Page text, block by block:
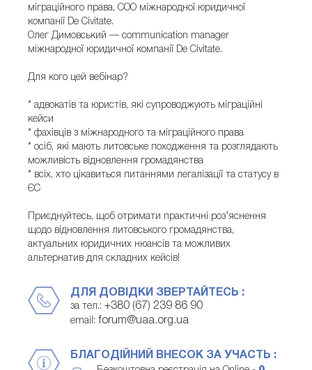
міграційного права, COO міжнародної юридичної
компанії De Civitate.
Олег Димовський — communication manager
міжнародної юридичної компанії De Civitate.
Для кого цей вебінар?
* адвокатів та юристів, які супроводжують міграційні
кейси
* фахівців з міжнародного та міграційного права
* осіб, які мають литовське походження та розглядають
можливість відновлення громадянства
* всіх, хто цікавиться питаннями легалізації та статусу в
ЄС
Приєднуйтесь, щоб отримати практичні роз’яснення
щодо відновлення литовського громадянства,
актуальних юридичних нюансів та можливих
альтернатив для складних кейсів!
ДЛЯ ДОВІДКИ ЗВЕРТАЙТЕСЬ :
за тел.: +380 (67) 239 86 90
email: forum@uaa.org.ua
БЛАГОДІЙНИЙ ВНЕСОК ЗА УЧАСТЬ :